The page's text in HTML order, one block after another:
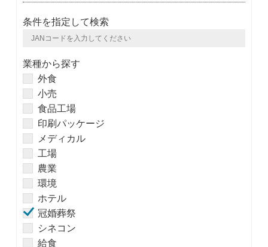
条件を指定して検索
業種から探す
外食
小売
食品工場
印刷パッケージ
メディカル
工場
農業
環境
ホテル
冠婚葬祭
シネコン
給食